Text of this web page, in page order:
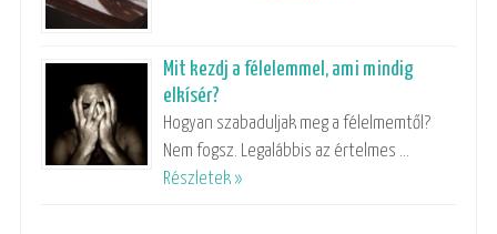
Mit kezdj a félelemmel, ami mindig
elkísér?
Hogyan szabaduljak meg a félelmemtől?
Nem fogsz. Legalábbis az értelmes …
Részletek »